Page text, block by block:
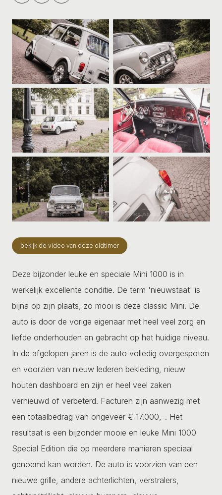
bekijk de video van deze oldtimer
Deze bijzonder leuke en speciale Mini 1000 is in
werkelijk excellente conditie. De term 'nieuwstaat' is
bijna op zijn plaats, zo mooi is deze classic Mini. De
auto is door de vorige eigenaar met heel veel zorg en
liefde onderhouden en gebracht op het huidige niveau.
In de afgelopen jaren is de auto volledig overgespoten
en voorzien van nieuw lederen bekleding, nieuw
houten dashboard en zijn er heel veel zaken
vernieuwd of verbeterd. Facturen zijn aanwezig met
een totaalbedrag van ongeveer € 17.000,-. Het
resultaat is een bijzonder mooie en leuke Mini 1000
Special Edition die op meerdere manieren speciaal
genoemd kan worden. De auto is voorzien van een
nieuwe grille, andere achterlichten, verstralers,